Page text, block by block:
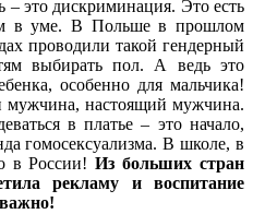
– это дискриминация. Это есть
в уме. В Польше в прошлом
проводили такой гендерный
выбирать пол. А ведь это
особенно для мальчика!
мужчина, настоящий мужчина.
в платье – это начало,
гомосексуализма. В школе, в
в России!Из больших стран
рекламу и воспитание